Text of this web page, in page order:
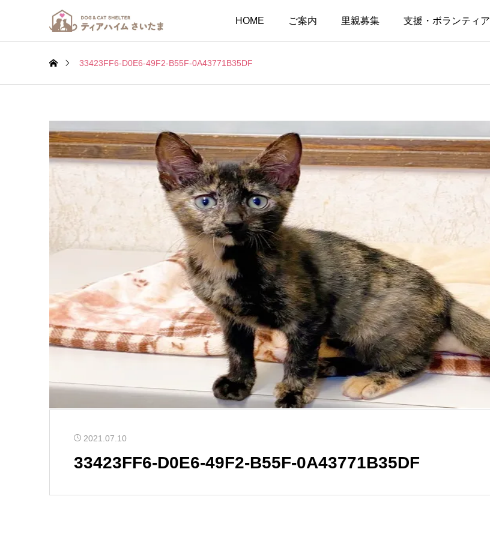
HOME ご案内 里親募集 支援・ボランティア
33423FF6-D0E6-49F2-B55F-0A43771B35DF
2021.07.10
33423FF6-D0E6-49F2-B55F-0A43771B35DF